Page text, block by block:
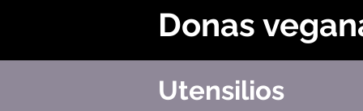
Donas
Utensilios